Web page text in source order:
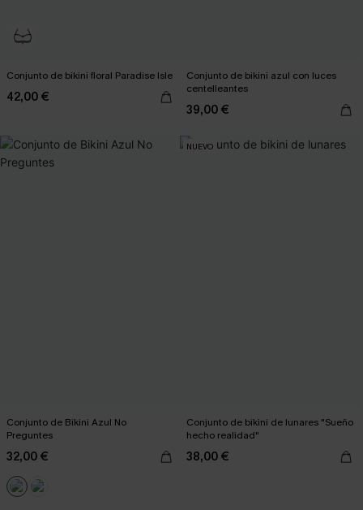
Conjunto de bikini floral Paradise Isle
42,00 €
Conjunto de bikini azul con luces
centelleantes
39,00 €
Conjunto de Bikini Azul No
Preguntes
32,00 €
NUEVO
Conjunto de bikini de lunares "Sueño
hecho realidad"
38,00 €